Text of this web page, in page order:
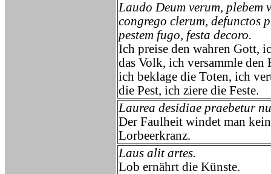
Laudo Deum verum, plebem
congrego clerum, defunctos
pestem fugo, festa decoro.
Ich preise den wahren Gott,
das Volk, ich versammle den
ich beklage die Toten, ich
die Pest, ich ziere die Feste.
Laurea desidiae praebetur
Der Faulheit windet man
Lorbeerkranz.
Laus alit artes.
Lob ernährt die Künste.